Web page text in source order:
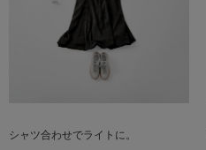
シャツ合わせでライトに。